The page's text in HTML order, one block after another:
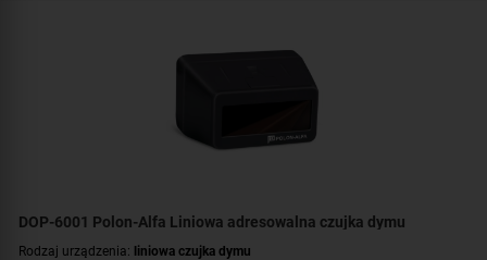
DOP-6001 Polon-Alfa Liniowa adresowalna czujka dymu
Rodzaj urządzenia: liniowa czujka dymu